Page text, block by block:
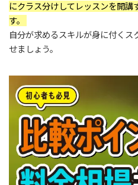
にクラス分けしてレッスンを開講
す。
自分が求めるスキルが身に付くス
せましょう。